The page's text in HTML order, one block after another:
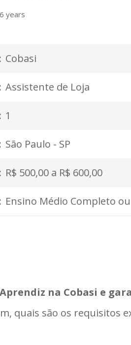
years
Cobasi
Assistente de Loja
1
São Paulo - SP
R$ 500,00 a R$ 600,00
Ensino Médio Completo
na Cobasi e
quais são os requisitos